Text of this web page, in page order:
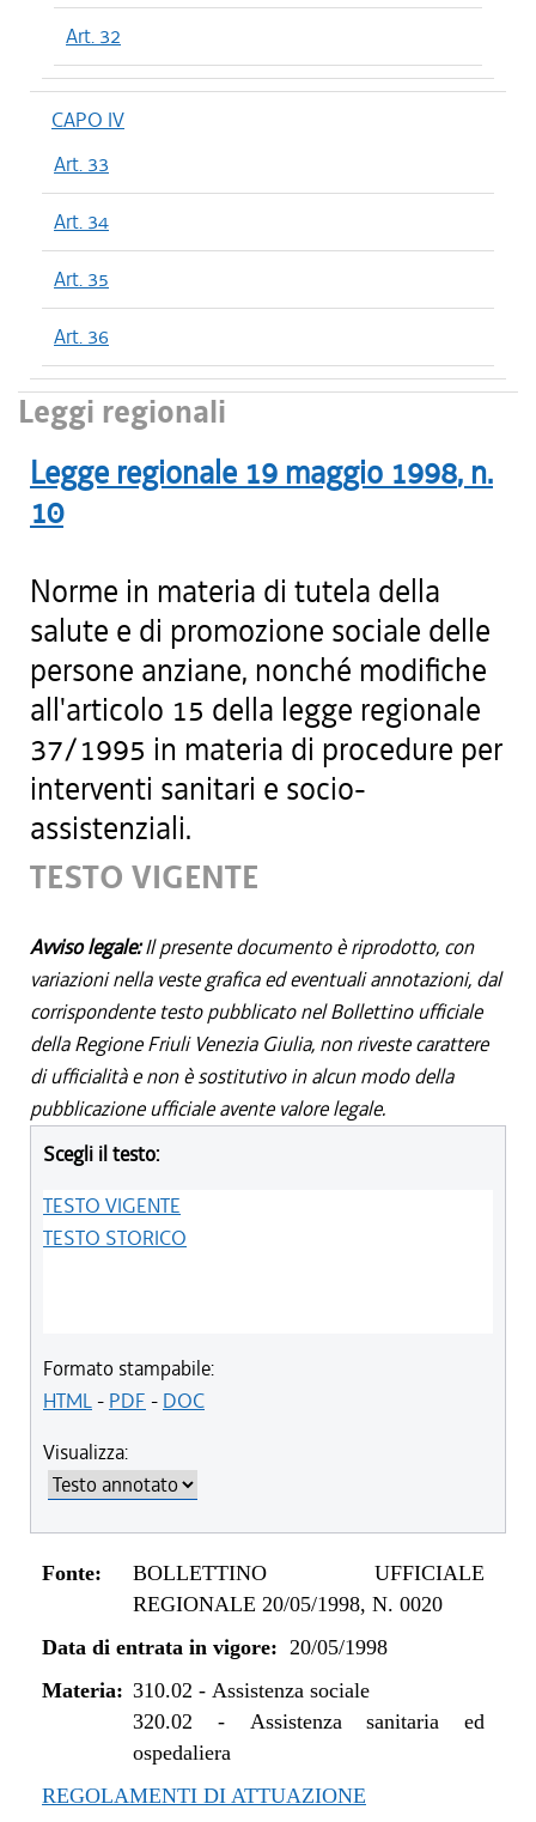
Art. 32
CAPO IV
Art. 33
Art. 34
Art. 35
Art. 36
Leggi regionali
Legge regionale 19 maggio 1998, n.
10
Norme in materia di tutela della
salute e di promozione sociale delle
persone anziane, nonché modifiche
all'articolo 15 della legge regionale
37/1995 in materia di procedure per
interventi sanitari e socio-
assistenziali.
TESTO VIGENTE
Avviso legale:Il presente documento è riprodotto, con
variazioni nella veste grafica ed eventuali annotazioni, dal
corrispondente testo pubblicato nel Bollettino ufficiale
della Regione Friuli Venezia Giulia, non riveste carattere
di ufficialità e non è sostitutivo in alcun modo della
pubblicazione ufficiale avente valore legale.
Scegli il testo:
TESTO VIGENTE
TESTO STORICO
Formato stampabile:
HTML- PDF - DOC
Visualizza:
Fonte:
BOLLETTINO UFFICIALE
REGIONALE 20/05/1998, N. 0020
Data di entrata in vigore: 20/05/1998
Materia: 310.02 - Assistenza sociale
320.02 - Assistenza sanitaria ed
ospedaliera
REGOLAMENTI DI ATTUAZIONE